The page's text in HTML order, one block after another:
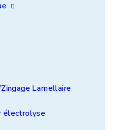
Lamellaire
électrolyse
par nickel
remise à la cote des
la vis et métallisation
de tungstène pour les